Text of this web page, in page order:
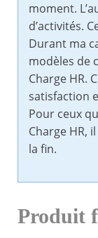
moment.
d’activités.
Durant ma
modèles de
Charge HR.
satisfaction
Pour ceux
Charge HR,
la fin.
Produit